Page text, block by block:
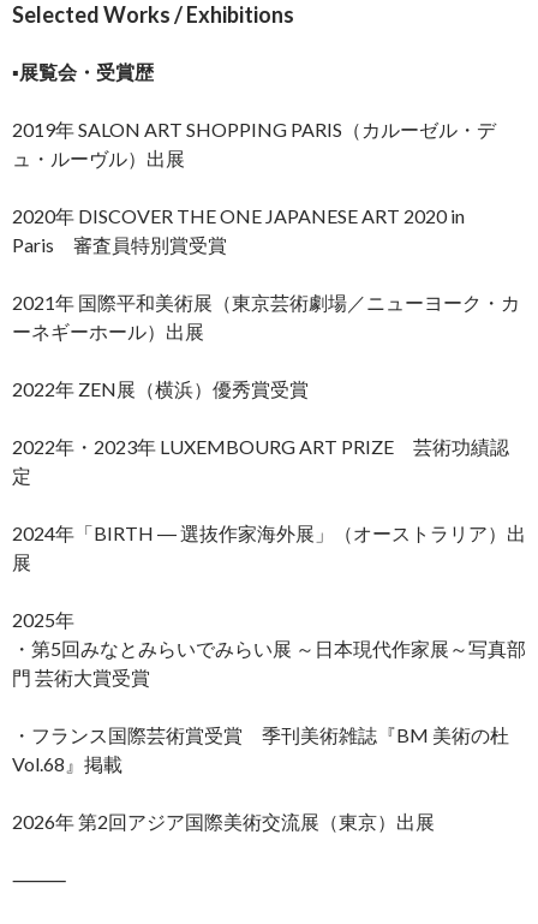
Selected Works / Exhibitions
▪️展覧会・受賞歴
2019年 SALON ART SHOPPING PARIS（カルーゼル・デ
ュ・ルーヴル）出展
2020年 DISCOVER THE ONE JAPANESE ART 2020 in
Paris 審査員特別賞受賞
2021年 国際平和美術展（東京芸術劇場／ニューヨーク・カ
ーネギーホール）出展
2022年 ZEN展（横浜）優秀賞受賞
2022年・2023年 LUXEMBOURG ART PRIZE 芸術功績認
定
2024年「BIRTH ― 選抜作家海外展」（オーストラリア）出
展
2025年
・第5回みなとみらいでみらい展 ～日本現代作家展～写真部
門 芸術大賞受賞
・フランス国際芸術賞受賞 季刊美術雑誌『BM 美術の杜
Vol.68』掲載
2026年 第2回アジア国際美術交流展（東京）出展
⸻